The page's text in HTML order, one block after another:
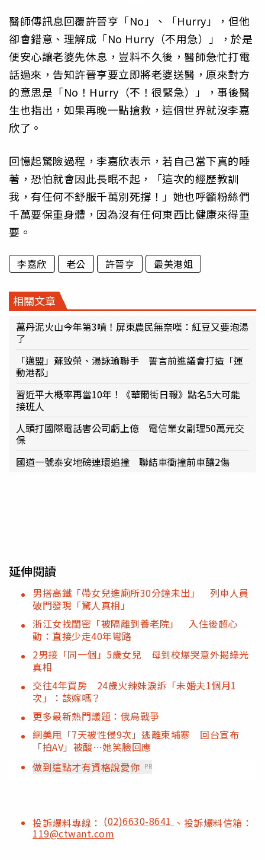
醫師傳訊息回覆許晉亨「No」、「Hurry」，但他
卻會錯意、理解成「No Hurry（不用急）」，於是
便安心讓老婆先休息，豈料不久後，醫師急忙打電
話過來，告知許晉亨要立即將老婆送醫，原來對方
的意思是「No！Hurry（不！很緊急）」，事後醫
生也指出，如果再晚一點搶救，這個世界就沒李嘉
欣了。
回憶起驚險過程，李嘉欣表示，若自己當下真的睡
著，恐怕就會因此長眠不起，「這次的經歷教訓
我，有任何不舒服千萬別死撐！」她也呼籲粉絲們
千萬要保重身體，因為沒有任何東西比健康來得重
要。
李嘉欣 老公 許晉亨 最美港姐
相關文章
萬丹泥火山今年第3噴！屏東農民無奈嘆：紅豆又要泡湯
了
「邁盟」蘇致榮、湯詠瑜聯手 誓言前進議會打造「運
動港都」
習近平大概率再當10年！《華爾街日報》點名5大可能
接班人
人頭打國際電話害公司虧上億 電信業女副理50萬元交
保
國道一號泰安地磅連環追撞 聯結車衝撞前車釀2傷
延伸閱讀
男搭高鐵「帶女兒進廁所30分鐘未出」 列車人員
破門發現「驚人真相」
浙江女找閨密「被隔離到養老院」 入住後超心
動：直接少走40年彎路
2男接「同一個」5歲女兒 母到校爆哭意外揭綠光
真相
交往4年買房 24歲火辣妹淚訴「未婚夫1個月1
次」：該嫁嗎？
更多最新熱門議題：俄烏戰爭
網美甩「7天被性侵9次」逃離柬埔寨 回台宣布
「拍AV」被酸…她笑臉回應
做到這點才有資格說愛你 PR
投訴爆料專線： (02)6630-8641 、投訴爆料信箱：
119@ctwant.com